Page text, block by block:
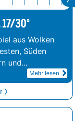
22° 2 km/h
30°
aus Wolken
Süden
und...
Mehr lesen